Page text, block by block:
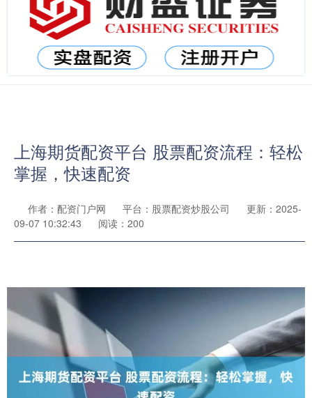
上海期货配资平台 股票配资流程：轻松
掌握，快速配资
作者：配资门户网 平台：股票配资炒股公司
更新：2025-
09-07 10:32:43
阅读：200